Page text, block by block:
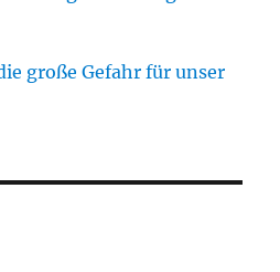
große Gefahr für unser